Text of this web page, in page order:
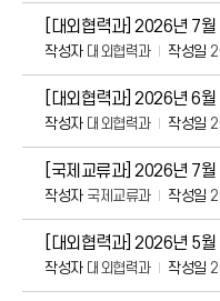
[대외협력과] 2026년 7
작성자대외협력과 작성일
[대외협력과] 2026년 6
작성자대외협력과 작성일
[국제교류과] 2026년 7
작성자국제교류과 작성일
[대외협력과] 2026년 5
작성자대외협력과 작성일